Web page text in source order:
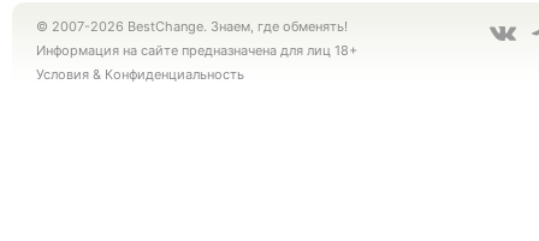
© 2007-2026 BestChange. Знаем, где обменять!
Информация на сайте предназначена для лиц 18+
Условия & Конфиденциальность